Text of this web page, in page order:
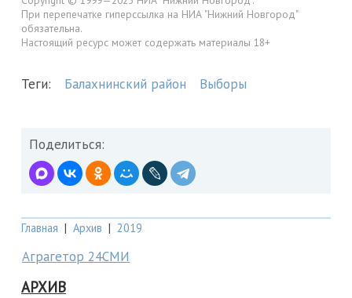
При перепечатке гиперссылка на НИА "Нижний Новгород"
обязательна.
Настоящий ресурс может содержать материалы 18+
Теги: Балахнинский район Выборы
Поделиться:
Главная | Архив | 2019
Аграгетор 24СМИ
АРХИВ